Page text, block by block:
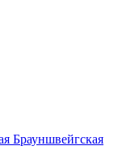
Брауншвейгская